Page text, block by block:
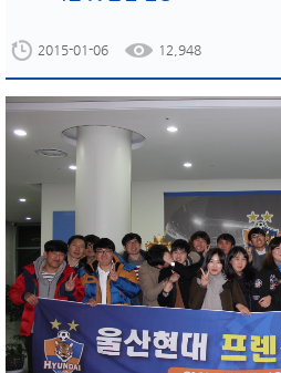
2015-01-06 12,948